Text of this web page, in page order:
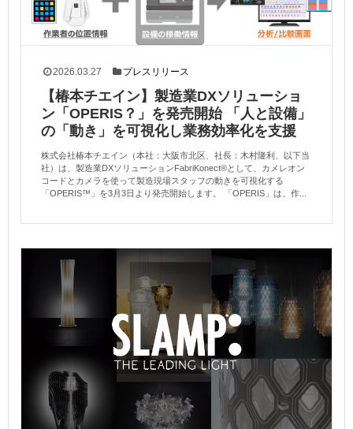
2026.03.27 プレスリリース
【椿本チエイン】製造業DXソリューショ
ン「OPERIS？」を発売開始 「人と設備」
の「動き」を可視化し業務効率化を支援
株式会社椿本チエイン（本社：大阪市北区、社長：木村隆利、以下当
社）は、製造業DXソリューションFabriKonect®として、カメレオン
コードとカメラを使って製造現場スタッフの動きを可視化する
「OPERIS™」を3月3日より発売開始します。 「OPERIS」は、作...